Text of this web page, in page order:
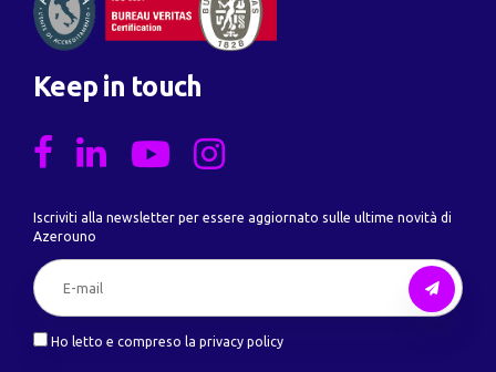
Keep in touch
Iscriviti alla newsletter per essere aggiornato sulle ultime novità di
Azerouno
Ho letto e compreso la privacy policy